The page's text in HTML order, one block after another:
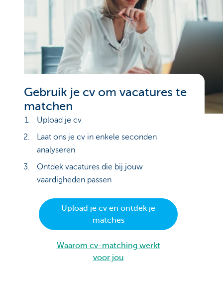
Gebruik je cv om vacatures te
matchen
Upload je cv
Laat ons je cv in enkele seconden
analyseren
Ontdek vacatures die bij jouw
vaardigheden passen
Upload je cv en ontdek je
matches
Waarom cv-matching werkt
voor jou